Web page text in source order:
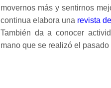
movernos más y sentirnos
continua elabora una revista
También da a conocer
mano que se realizó el pasado